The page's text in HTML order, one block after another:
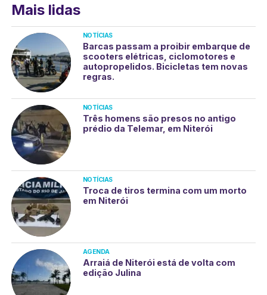
Mais lidas
NOTÍCIAS
Barcas passam a proibir embarque de
scooters elétricas, ciclomotores e
autopropelidos. Bicicletas tem novas
regras.
NOTÍCIAS
Três homens são presos no antigo
prédio da Telemar, em Niterói
NOTÍCIAS
Troca de tiros termina com um morto
em Niterói
AGENDA
Arraiá de Niterói está de volta com
edição Julina